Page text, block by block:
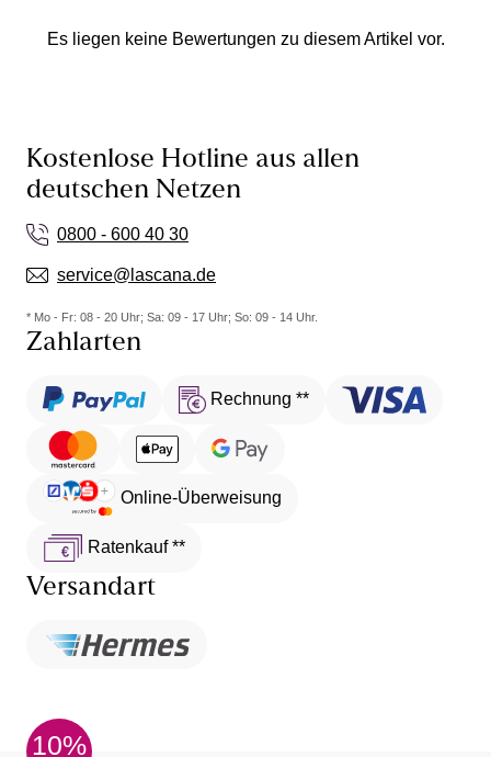
Es liegen keine Bewertungen zu diesem Artikel vor.
Kostenlose Hotline aus allen
deutschen Netzen
0800 - 600 40 30
service@lascana.de
* Mo - Fr: 08 - 20 Uhr; Sa: 09 - 17 Uhr; So: 09 - 14 Uhr.
Zahlarten
Rechnung **
Online-Überweisung
Ratenkauf **
Versandart
10%